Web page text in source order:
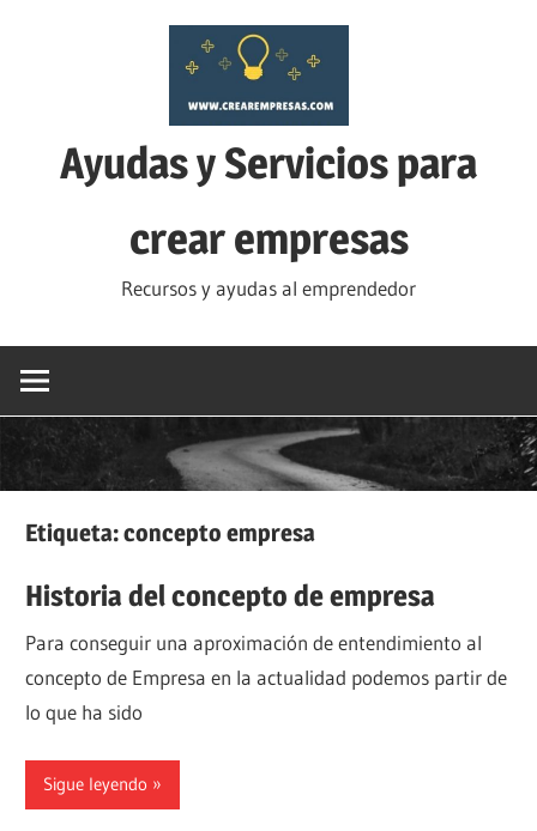
Ayudas y Servicios para
crear empresas
Recursos y ayudas al emprendedor
Etiqueta:concepto empresa
Historia del concepto de empresa
Para conseguir una aproximación de entendimiento al
concepto de Empresa en la actualidad podemos partir de
lo que ha sido
Sigue leyendo